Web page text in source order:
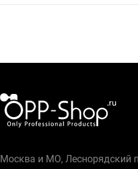
Москва и МО, Леснорядский